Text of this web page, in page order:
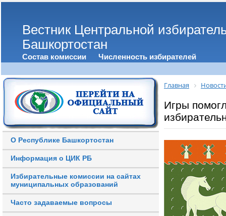
Вестник Центральной
Башкортостан
Состав комиссии Численность избирателей
О Республике Башкортостан
Информация о ЦИК РБ
Избирательные комиссии на сайтах
муниципальных образований
Часто задаваемые вопросы
Главная
Игры